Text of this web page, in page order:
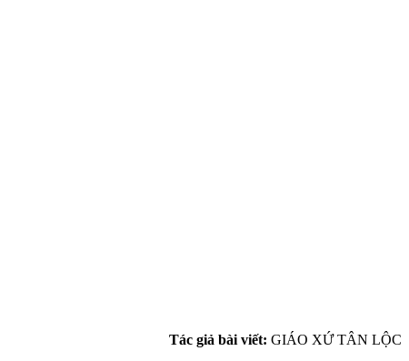
Tác giả bài viết: GIÁO XỨ TÂN LỘC